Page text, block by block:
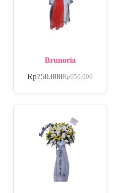
Brunoria
Rp950.000
Rp750.000